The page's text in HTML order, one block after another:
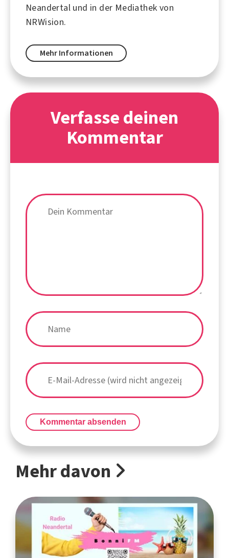
Neandertal und in der Mediathek von
NRWision.
Mehr Informationen
Verfasse deinen
Kommentar
Kommentar absenden
Mehr davon